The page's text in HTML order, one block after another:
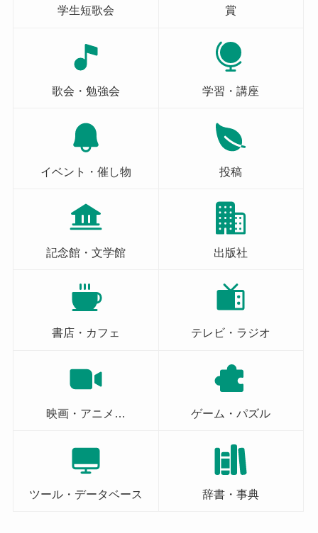
学生短歌会 賞
歌会・勉強会 学習・講座
イベント・催し物 投稿
記念館・文学館 出版社
書店・カフェ テレビ・ラジオ
映画・アニメ… ゲーム・パズル
ツール・データベース 辞書・事典